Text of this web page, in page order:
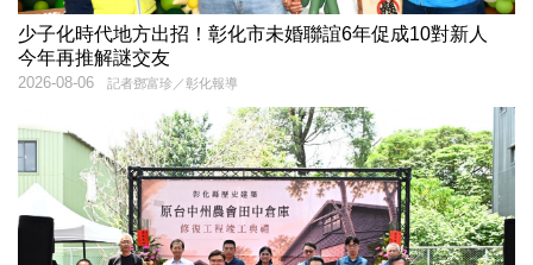
少子化時代地方出招！彰化市未婚聯誼6年促成10對新人
今年再推解謎交友
記者鄧富珍／彰化報導
2026-08-06